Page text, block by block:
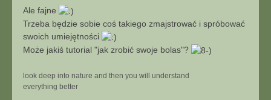
Ale fajne
Trzeba będzie sobie coś takiego zmajstrować i spróbować
swoich umiejętności
Może jakiś tutorial "jak zrobić swoje bolas"?
look deep into nature and then you will understand
everything better